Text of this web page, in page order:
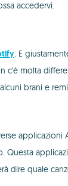
accedervi.
. E
c'è molta
brani e
dire quale